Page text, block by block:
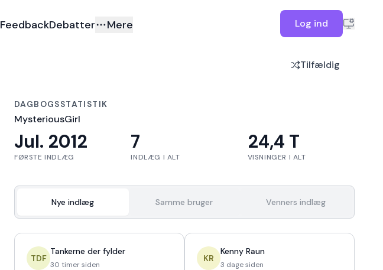
FeedbackDebatter Mere Log ind
Tilfældig
DAGBOGSSTATISTIK
MysteriousGirl
Jul. 2012
FØRSTE INDLÆG
7
INDLÆG I ALT
24,4 T
VISNINGER I ALT
Nye indlæg Samme bruger Venners indlæg
TDF
Tankerne der fylder
30 timer siden
KR
Kenny Raun
3 dage siden